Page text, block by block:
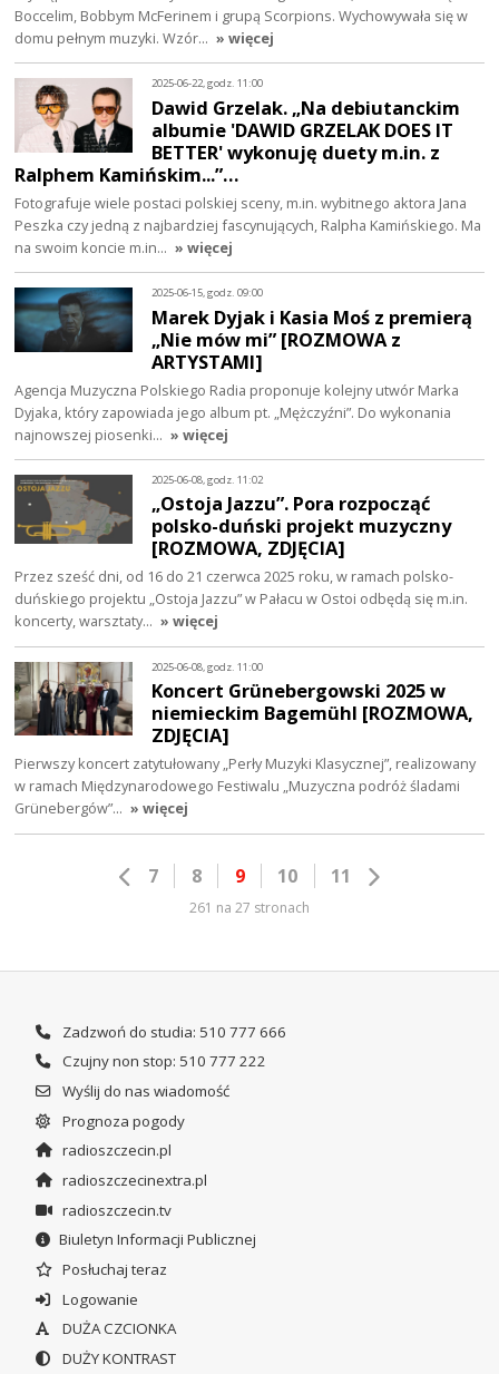
Boccelim, Bobbym McFerinem i grupą Scorpions. Wychowywała się w
domu pełnym muzyki. Wzór… » więcej
2025-06-22, godz. 11:00
Dawid Grzelak. „Na debiutanckim
albumie 'DAWID GRZELAK DOES IT
BETTER' wykonuję duety m.in. z
Ralphem Kamińskim...”…
Fotografuje wiele postaci polskiej sceny, m.in. wybitnego aktora Jana
Peszka czy jedną z najbardziej fascynujących, Ralpha Kamińskiego. Ma
na swoim koncie m.in… » więcej
2025-06-15, godz. 09:00
Marek Dyjak i Kasia Moś z premierą
„Nie mów mi” [ROZMOWA z
ARTYSTAMI]
Agencja Muzyczna Polskiego Radia proponuje kolejny utwór Marka
Dyjaka, który zapowiada jego album pt. „Mężczyźni”. Do wykonania
najnowszej piosenki… » więcej
2025-06-08, godz. 11:02
„Ostoja Jazzu”. Pora rozpocząć
polsko-duński projekt muzyczny
[ROZMOWA, ZDJĘCIA]
Przez sześć dni, od 16 do 21 czerwca 2025 roku, w ramach polsko-
duńskiego projektu „Ostoja Jazzu” w Pałacu w Ostoi odbędą się m.in.
koncerty, warsztaty… » więcej
2025-06-08, godz. 11:00
Koncert Grünebergowski 2025 w
niemieckim Bagemühl [ROZMOWA,
ZDJĘCIA]
Pierwszy koncert zatytułowany „Perły Muzyki Klasycznej”, realizowany
w ramach Międzynarodowego Festiwalu „Muzyczna podróż śladami
Grünebergów”… » więcej
7 8 9 10 11
261 na 27 stronach
Zadzwoń do studia: 510 777 666
Czujny non stop: 510 777 222
Wyślij do nas wiadomość
Prognoza pogody
radioszczecin.pl
radioszczecinextra.pl
radioszczecin.tv
Biuletyn Informacji Publicznej
Posłuchaj teraz
Logowanie
DUŻA CZCIONKA
DUŻY KONTRAST